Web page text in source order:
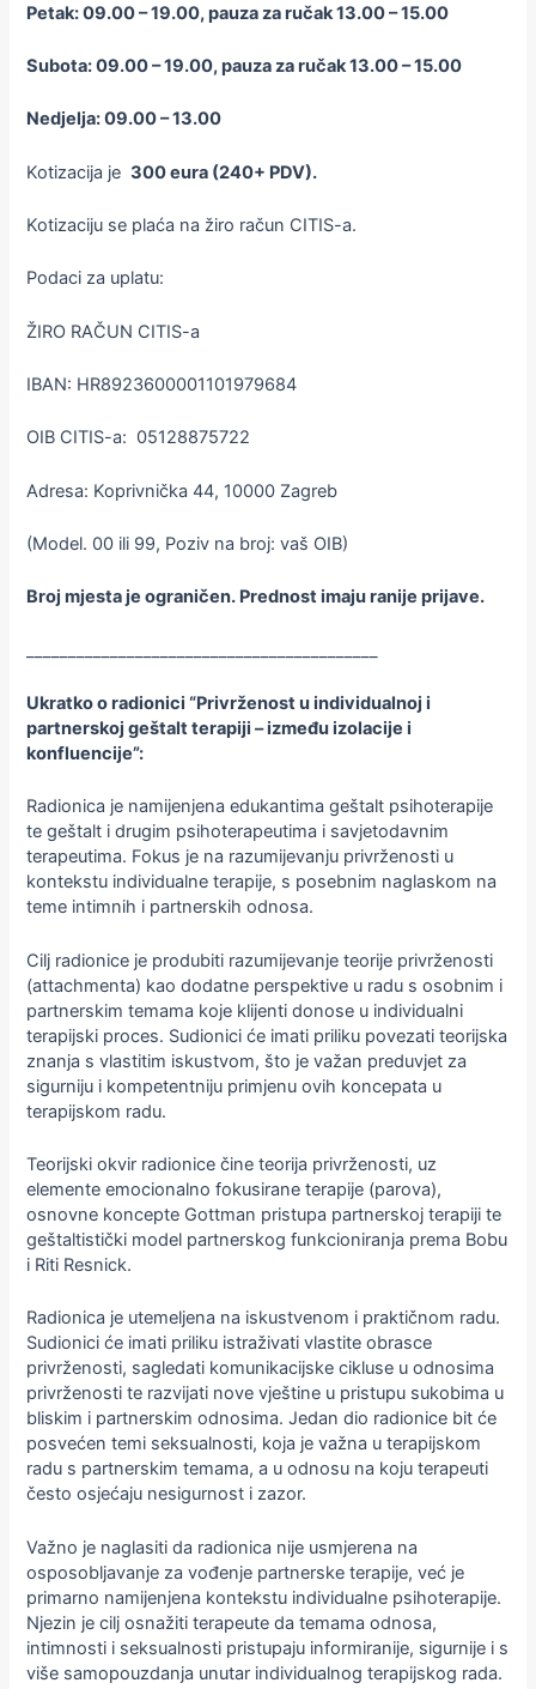
Petak: 09.00 – 19.00, pauza za ručak 13.00 – 15.00
Subota: 09.00 – 19.00, pauza za ručak 13.00 – 15.00
Nedjelja: 09.00 – 13.00
Kotizacija je300 eura (240+ PDV).
Kotizaciju se plaća na žiro račun CITIS-a.
Podaci za uplatu:
ŽIRO RAČUN CITIS-a
IBAN: HR8923600001101979684
OIB CITIS-a: 05128875722
Adresa: Koprivnička 44, 10000 Zagreb
(Model. 00 ili 99, Poziv na broj: vaš OIB)
Broj mjesta je ograničen. Prednost imaju ranije prijave.
Ukratko o radionici “Privrženost u individualnoj i
partnerskoj geštalt terapiji – između izolacije i
konfluencije”:
Radionica je namijenjena edukantima geštalt psihoterapije
te geštalt i drugim psihoterapeutima i savjetodavnim
terapeutima. Fokus je na razumijevanju privrženosti u
kontekstu individualne terapije, s posebnim naglaskom na
teme intimnih i partnerskih odnosa.
Cilj radionice je produbiti razumijevanje teorije privrženosti
(attachmenta) kao dodatne perspektive u radu s osobnim i
partnerskim temama koje klijenti donose u individualni
terapijski proces. Sudionici će imati priliku povezati teorijska
znanja s vlastitim iskustvom, što je važan preduvjet za
sigurniju i kompetentniju primjenu ovih koncepata u
terapijskom radu.
Teorijski okvir radionice čine teorija privrženosti, uz
elemente emocionalno fokusirane terapije (parova),
osnovne koncepte Gottman pristupa partnerskoj terapiji te
geštaltistički model partnerskog funkcioniranja prema Bobu
i Riti Resnick.
Radionica je utemeljena na iskustvenom i praktičnom radu.
Sudionici će imati priliku istraživati vlastite obrasce
privrženosti, sagledati komunikacijske cikluse u odnosima
privrženosti te razvijati nove vještine u pristupu sukobima u
bliskim i partnerskim odnosima. Jedan dio radionice bit će
posvećen temi seksualnosti, koja je važna u terapijskom
radu s partnerskim temama, a u odnosu na koju terapeuti
često osjećaju nesigurnost i zazor.
Važno je naglasiti da radionica nije usmjerena na
osposobljavanje za vođenje partnerske terapije, već je
primarno namijenjena kontekstu individualne psihoterapije.
Njezin je cilj osnažiti terapeute da temama odnosa,
intimnosti i seksualnosti pristupaju informiranije, sigurnije i s
više samopouzdanja unutar individualnog terapijskog rada.